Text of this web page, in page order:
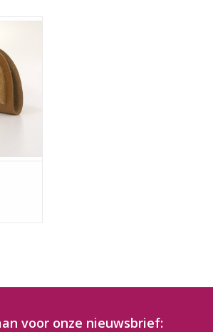
voor onze nieuwsbrief: